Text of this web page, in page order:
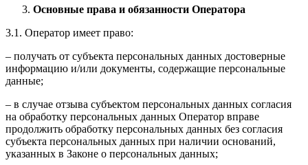
Основные права и обязанности Оператора
3.1. Оператор имеет право:
– получать от субъекта персональных данных достоверные
информацию и/или документы, содержащие персональные
данные;
– в случае отзыва субъектом персональных данных согласия
на обработку персональных данных Оператор вправе
продолжить обработку персональных данных без согласия
субъекта персональных данных при наличии оснований,
указанных в Законе о персональных данных;